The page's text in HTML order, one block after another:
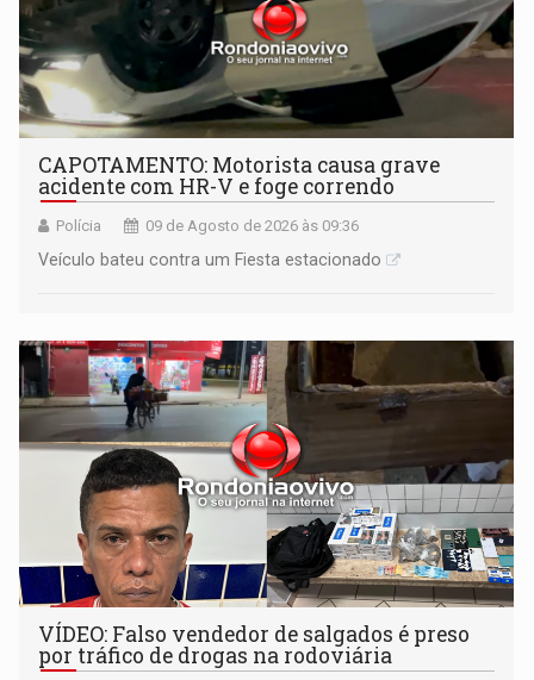
CAPOTAMENTO: Motorista causa grave
acidente com HR-V e foge correndo
Polícia 09 de Agosto de 2026 às 09:36
Veículo bateu contra um Fiesta estacionado
VÍDEO: Falso vendedor de salgados é preso
por tráfico de drogas na rodoviária